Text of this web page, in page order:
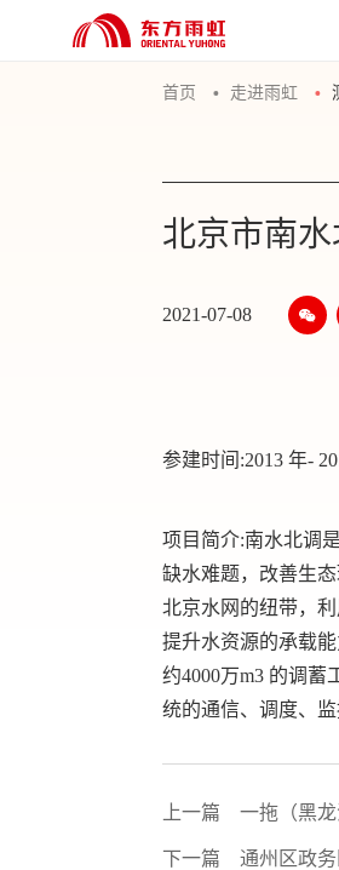
首页 走进雨虹
北京市南
2021-07-08
参建时间:2013 年-
项目简介:南水北调
缺水难题，改善生
北京水网的纽带，
提升水资源的承载
约4000万m3 的调蓄
统的通信、调度、
上一篇 一拖（黑
下一篇 通州区政